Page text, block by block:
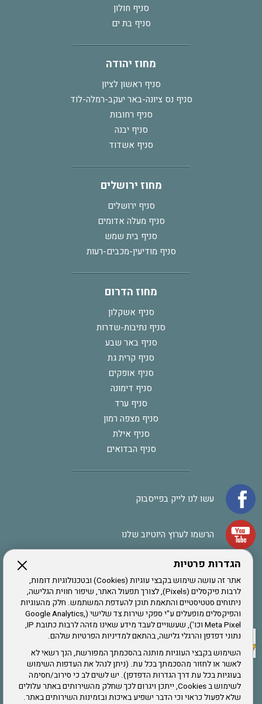
הגדרות פרטיות
אתר זה עושה שימוש בקבצי עוגיות (Cookies) ובטכנולוגיות דומות,
לרבות פיקסלים (Pixels), לצורך תפעול האתר, שיפור חווית הגלישה,
ניתוחים סטטיסטיים והתאמת תוכן להעדפת המשתמש. חלק מהעוגיות
והפיקסלים מופעלים ע"י ספקי שירות צד שלישי (Google Analytics,
Meta Pixel וכו'), שעשויים לעבד מידע שאינו מזהה לרבות כתובת IP,
נתוני דפדפן והרגלי גלישה, בהתאם למדיניות הפרטיות שלהם.
השימוש בקבצי העוגיות מותנה בהסכמתך המפורשת, הנך רשאי לא
לאשר או לחזור מהסכמתך בכל עת. (ניתן לנהל את העדפות השימוש
בעוגיות בכל עת דרך הגדרות הדפדפן). יש לשים לב כי סירוב/חסימה
לשימוש ב Cookies, ייתכן ויגרום לכך שחלק מהשירותים באתר עלולים
שלא לפעול כראוי וכי הדבר ישפיע באיכות ובזמינות השירותים באתר.
סניף חולון
סניף בת ים
מחוז יהודה
סניף ראשון לציון
סניף נס ציונה-באר יעקב-רמלה-לוד
סניף רחובות
סניף יבנה
סניף אשדוד
מחוז ירושלים
סניף ירושלים
סניף מעלה אדומים
סניף בית שמש
סניף מודיעין-מכבים-רעות
מחוז הדרום
סניף אשקלון
סניף נתיבות-שדרות
סניף באר שבע
סניף קרית גת
סניף אופקים
סניף דימונה
סניף ערד
סניף מצפה רמון
סניף אילת
סניף הבדואים
עשו לנו לייק בפייסבוק
הרשמו לערוץ היוטיוב שלנו
אתר צה"ל
תקנון האתר
שירותים